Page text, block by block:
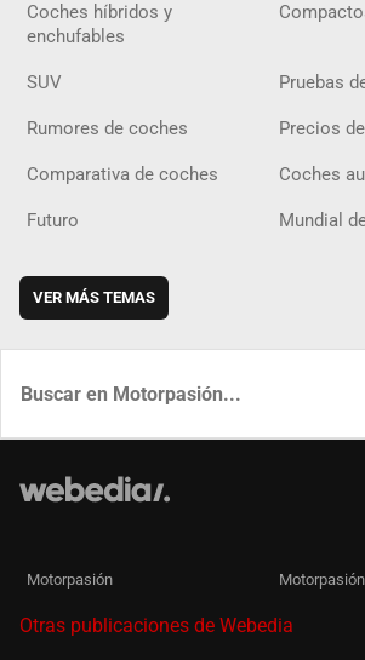
Coches híbridos y
enchufables
SUV Pruebas
Rumores de coches Precios
Comparativa de coches Coches
Futuro Mundial
VER MÁS TEMAS
Motorpasión
Otras publicaciones de Webedia